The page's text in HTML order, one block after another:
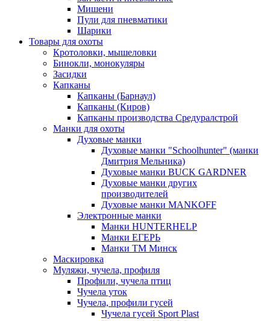
Мишени
Пули для пневматики
Шарики
Товары для охоты
Кротоловки, мышеловки
Бинокли, монокуляры
Засидки
Капканы
Капканы (Барнаул)
Капканы (Киров)
Капканы производства Средуралстрой
Манки для охоты
Духовые манки
Духовые манки "Schoolhunter" (манки
Дмитрия Мельника)
Духовые манки BUCK GARDNER
Духовые манки других
производителей
Духовые манки MANKOFF
Электронные манки
Манки HUNTERHELP
Манки ЕГЕРЬ
Манки ТМ Минск
Маскировка
Муляжи, чучела, профиля
Профили, чучела птиц
Чучела уток
Чучела, профили гусей
Чучела гусей Sport Plast